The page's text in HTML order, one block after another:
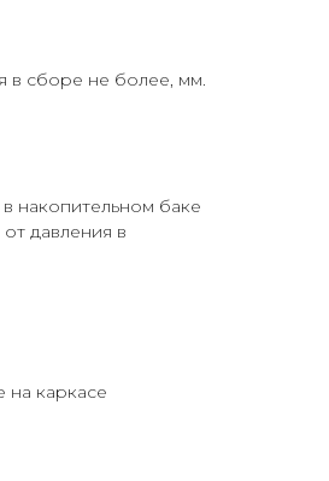
в сборе не более, мм.
накопительном баке
давления в
на каркасе